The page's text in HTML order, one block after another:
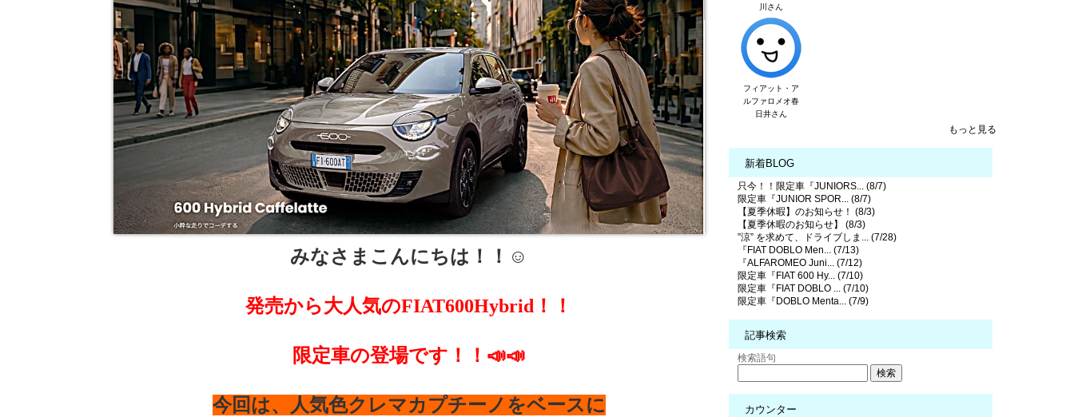
みなさまこんにちは！！☺️
発売から大人気のFIAT600Hybrid！！
限定車の登場です！！📣📣
今回は、人気色クレマカプチーノをベースに
川さん
フィアット・ア
ルファロメオ春
日井さん
もっと見る
新着BLOG
只今！！限定車『JUNIORS... (8/7)
限定車『JUNIOR SPOR... (8/7)
【夏季休暇】のお知らせ！ (8/3)
【夏季休暇のお知らせ】 (8/3)
”涼” を求めて、ドライブしま... (7/28)
『FIAT DOBLO Men... (7/13)
『ALFAROMEO Juni... (7/12)
限定車『FIAT 600 Hy... (7/10)
限定車『FIAT DOBLO ... (7/10)
限定車『DOBLO Menta... (7/9)
記事検索
検索語句
カウンター